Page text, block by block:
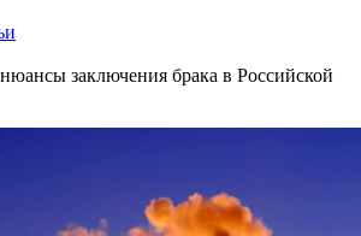
заключения брака в Российской